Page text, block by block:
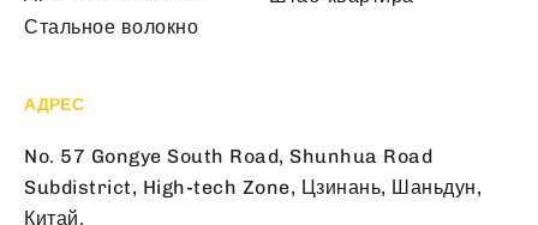
Стальное волокно
АДРЕС
No. 57 Gongye South Road, Shunhua Road
Subdistrict, High-tech Zone, Цзинань, Шаньдун,
Китай.